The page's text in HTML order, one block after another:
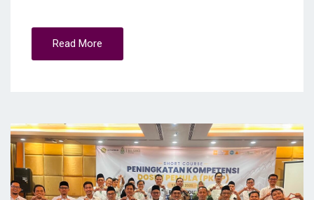
Read More